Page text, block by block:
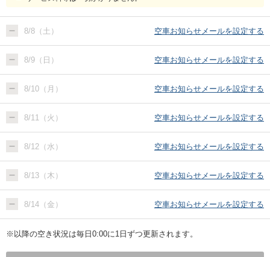
8/8（土） 空車お知らせメールを設定する
8/9（日） 空車お知らせメールを設定する
8/10（月） 空車お知らせメールを設定する
8/11（火） 空車お知らせメールを設定する
8/12（水） 空車お知らせメールを設定する
8/13（木） 空車お知らせメールを設定する
8/14（金） 空車お知らせメールを設定する
※以降の空き状況は毎日0:00に1日ずつ更新されます。